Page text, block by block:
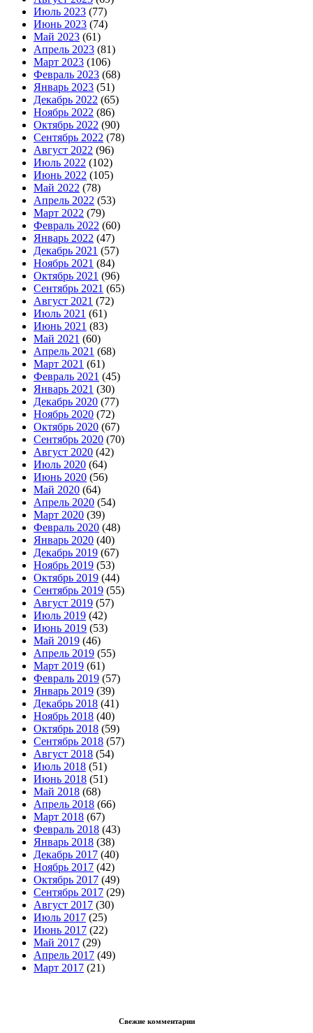
Июль 2023 (77)
Июнь 2023 (74)
Май 2023 (61)
Апрель 2023 (81)
Март 2023 (106)
Февраль 2023 (68)
Январь 2023 (51)
Декабрь 2022 (65)
Ноябрь 2022 (86)
Октябрь 2022 (90)
Сентябрь 2022 (78)
Август 2022 (96)
Июль 2022 (102)
Июнь 2022 (105)
Май 2022 (78)
Апрель 2022 (53)
Март 2022 (79)
Февраль 2022 (60)
Январь 2022 (47)
Декабрь 2021 (57)
Ноябрь 2021 (84)
Октябрь 2021 (96)
Сентябрь 2021 (65)
Август 2021 (72)
Июль 2021 (61)
Июнь 2021 (83)
Май 2021 (60)
Апрель 2021 (68)
Март 2021 (61)
Февраль 2021 (45)
Январь 2021 (30)
Декабрь 2020 (77)
Ноябрь 2020 (72)
Октябрь 2020 (67)
Сентябрь 2020 (70)
Август 2020 (42)
Июль 2020 (64)
Июнь 2020 (56)
Май 2020 (64)
Апрель 2020 (54)
Март 2020 (39)
Февраль 2020 (48)
Январь 2020 (40)
Декабрь 2019 (67)
Ноябрь 2019 (53)
Октябрь 2019 (44)
Сентябрь 2019 (55)
Август 2019 (57)
Июль 2019 (42)
Июнь 2019 (53)
Май 2019 (46)
Апрель 2019 (55)
Март 2019 (61)
Февраль 2019 (57)
Январь 2019 (39)
Декабрь 2018 (41)
Ноябрь 2018 (40)
Октябрь 2018 (59)
Сентябрь 2018 (57)
Август 2018 (54)
Июль 2018 (51)
Июнь 2018 (51)
Май 2018 (68)
Апрель 2018 (66)
Март 2018 (67)
Февраль 2018 (43)
Январь 2018 (38)
Декабрь 2017 (40)
Ноябрь 2017 (42)
Октябрь 2017 (49)
Сентябрь 2017 (29)
Август 2017 (30)
Июль 2017 (25)
Июнь 2017 (22)
Май 2017 (29)
Апрель 2017 (49)
Март 2017 (21)
Свежие комментарии